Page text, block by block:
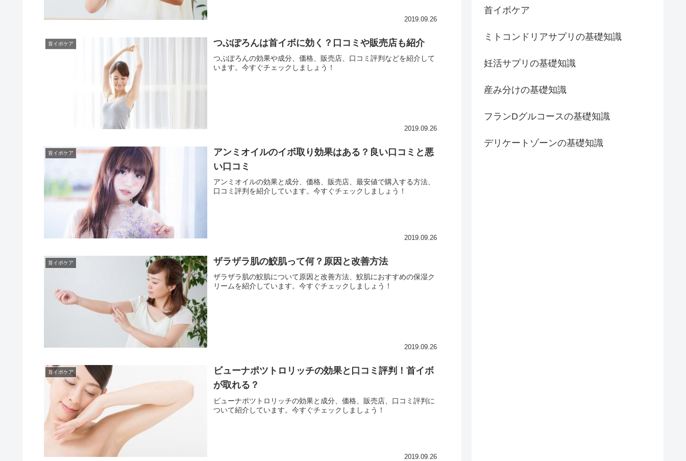
2019.09.26
首イボケア つぶぽろんは首イボに効く？口コミや販売店も紹介
つぶぽろんの効果や成分、価格、販売店、口コミ評判などを紹介して
います。今すぐチェックしましょう！
2019.09.26
首イボケア
アンミオイルのイボ取り効果はある？良い口コミと悪
い口コミ
アンミオイルの効果と成分、価格、販売店、最安値で購入する方法、
口コミ評判を紹介しています。今すぐチェックしましょう！
2019.09.26
首イボケア ザラザラ肌の鮫肌って何？原因と改善方法
ザラザラ肌の鮫肌について原因と改善方法、鮫肌におすすめの保湿ク
リームを紹介しています。今すぐチェックしましょう！
2019.09.26
首イボケア
ビューナポツトロリッチの効果と口コミ評判！首イボ
が取れる？
ビューナポツトロリッチの効果と成分、価格、販売店、口コミ評判に
ついて紹介しています。今すぐチェックしましょう！
2019.09.26
首イボケア
ミトコンドリアサプリの基礎知識
妊活サプリの基礎知識
産み分けの基礎知識
フランDグルコースの基礎知識
デリケートゾーンの基礎知識